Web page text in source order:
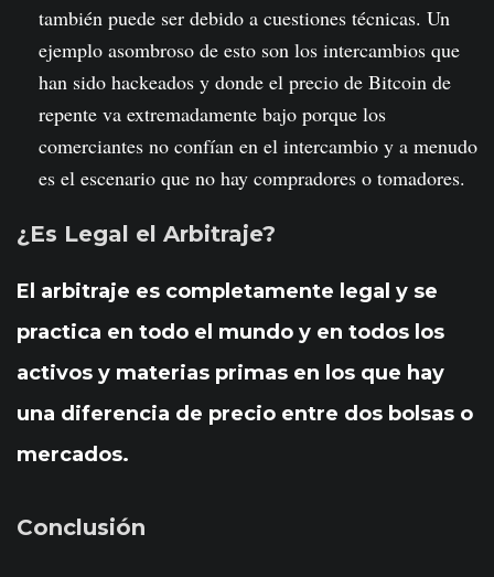
también puede ser debido a cuestiones técnicas. Un
ejemplo asombroso de esto son los intercambios que
han sido hackeados y donde el precio de Bitcoin de
repente va extremadamente bajo porque los
comerciantes no confían en el intercambio y a menudo
es el escenario que no hay compradores o tomadores.
¿Es Legal el Arbitraje?
El arbitraje es completamente legal y se
practica en todo el mundo y en todos los
activos y materias primas en los que hay
una diferencia de precio entre dos bolsas o
mercados.
Conclusión